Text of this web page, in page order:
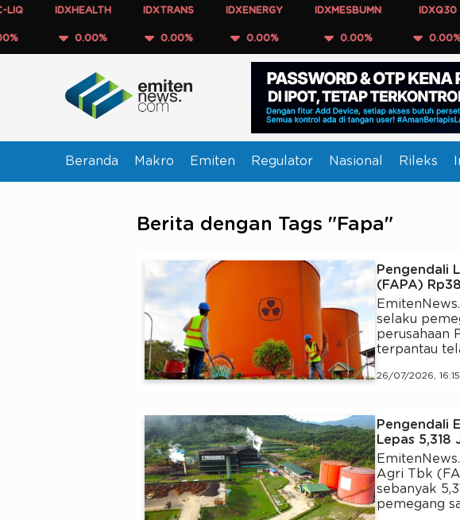
IDXHEALTH
0.00%
IDXTRANS
0.00%
IDXENERGY
0.00%
IDXMESBUMN
0.00% 0.00%
Beranda Makro Emiten Regulator Nasional Rileks
Berita dengan Tags "Fapa"
Pengendali
(FAPA)
selaku
perusahaan
terpantau
26/07/2026,
Pengendali
Lepas 5,318
Agri Tbk
sebanyak
pemegang